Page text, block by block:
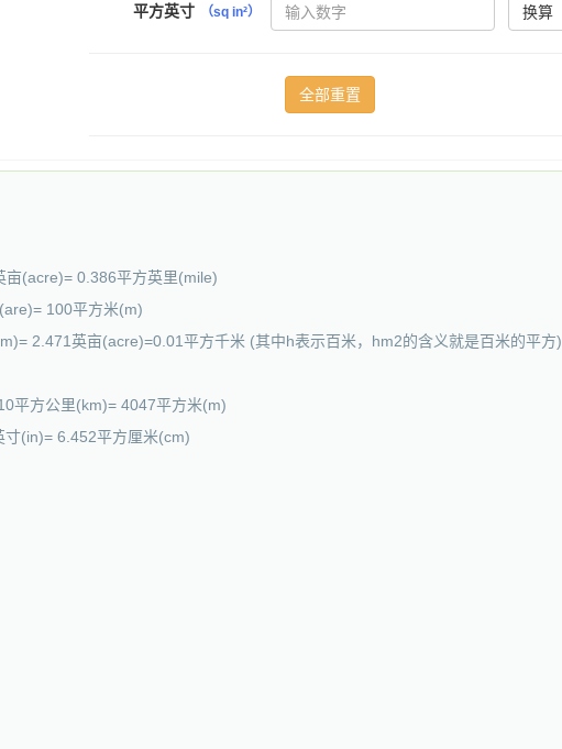
平方英寸 （sq in²） 换算
(acre)= 0.386平方英里(mile)
100平方米(m)
2.471英亩(acre)=0.01平方千米 (其中h表示百米，hm2的含义就是百米的平方)
平方公里(km)= 4047平方米(m)
(in)= 6.452平方厘米(cm)